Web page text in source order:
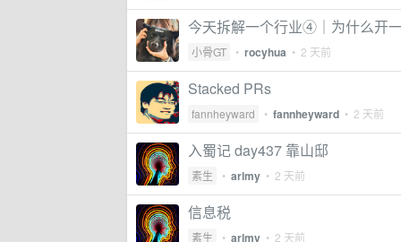
今天拆解一个行业④｜为什么开
小骨GT • rocyhua • 2 天前
Stacked PRs
fannheyward • fannheyward • 2 天前
入蜀记 day437 靠山邸
素生 • arlmy • 2 天前
信息税
素生 • arlmy • 2 天前